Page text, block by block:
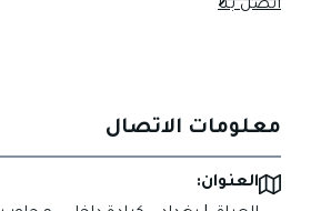
اتصل بنا
معلومات الاتصال
العنوان: